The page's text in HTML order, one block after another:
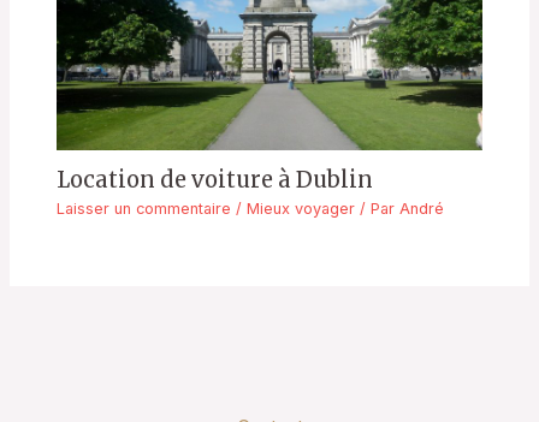
Location de voiture à Dublin
Laisser un commentaire /Mieux voyager / ParAndré